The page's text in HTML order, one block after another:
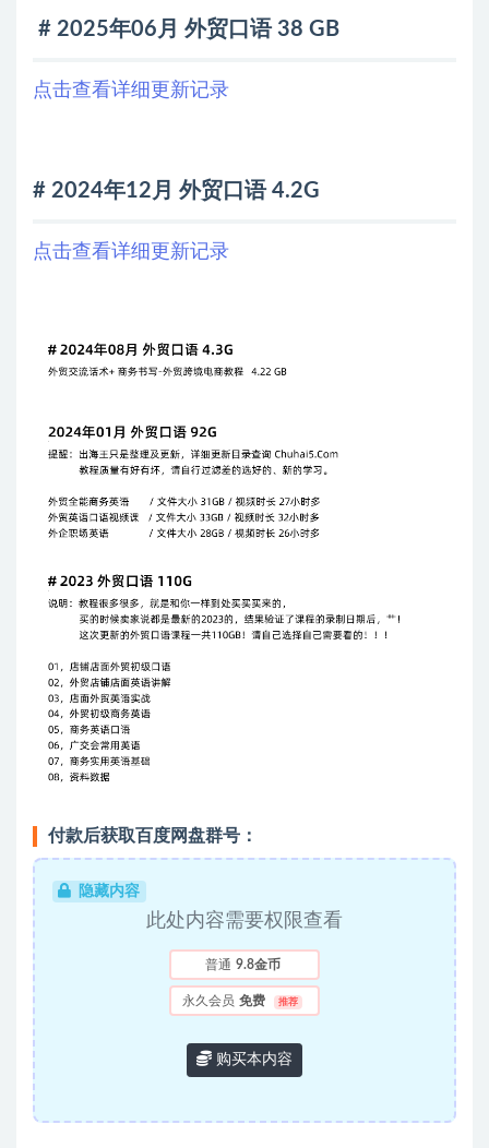
# 2025年06月 外贸口语 38 GB
点击查看详细更新记录
# 2024年12月 外贸口语 4.2G
点击查看详细更新记录
付款后获取百度网盘群号：
隐藏内容
此处内容需要权限查看
普通 9.8金币
永久会员 免费 推荐
购买本内容